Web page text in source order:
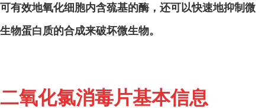
可有效地氧化细胞内含巯基的酶，还可以快速地抑制微
生物蛋白质的合成来破坏微生物。
二氧化氯消毒片基本信息